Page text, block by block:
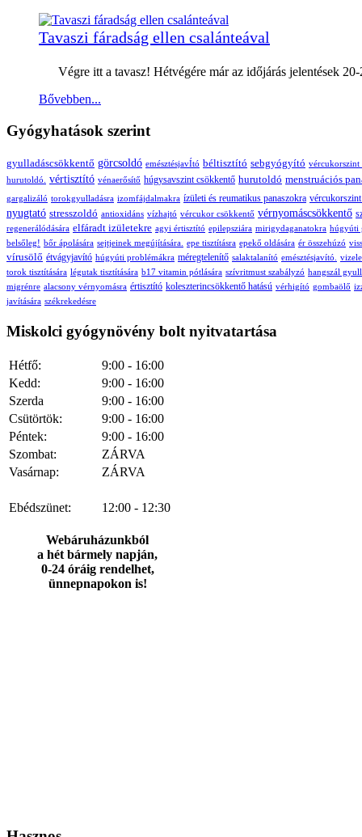
Tavaszi fáradság ellen csalánteával
Végre itt a tavasz! Hétvégére már az időjárás jelentések
Bővebben...
Gyógyhatások szerint
gyulladáscsökkentő görcsoldó emésztésjavÍtó béltisztító sebgyógyító vércukorszint
hurutoldó. vértisztító vénaerősítő húgysavszint csökkentő hurutoldó menstruációs
gargalizáló torokgyulladásra izomfájdalmakra ízületi és reumatikus panaszokra
nyugtató stresszoldó antioxidáns vízhajtó vércukor csökkentő vérnyomáscsökkentő
regenerálódására elfáradt izületekre agyi értisztító epilepsziára mirigydaganatokra húgyúti
belsőleg! bőr ápolására sejtjeinek megújítására. epe tisztításra epekő oldására ér összehúzó
vírusölő étvágyjavító húgyúti problémákra méregtelenítő salaktalanító emésztésjavító.
torok tisztítására légutak tisztítására b17 vitamin pótlására szívritmust szabályzó hangszál
migrénre alacsony vérnyomásra értisztító koleszterincsökkentő hatású vérhigító gombaölő
javítására székrekedésre
Miskolci gyógynövény bolt nyitvatartása
Hétfő:
9:00 - 16:00
Kedd:
9:00 - 16:00
Szerda
9:00 - 16:00
Csütörtök:
9:00 - 16:00
Péntek:
9:00 - 16:00
Szombat:
ZÁRVA
Vasárnap:
ZÁRVA
Ebédszünet: 12:00 - 12:30
Webáruházunkból
a hét bármely napján,
0-24 óráig rendelhet,
ünnepnapokon is!